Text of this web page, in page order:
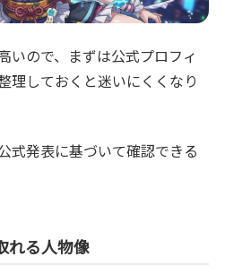
いので、まずは公式プロフィ
理しておくと迷いにくくなり
式発表に基づいて確認できる
れる人物像